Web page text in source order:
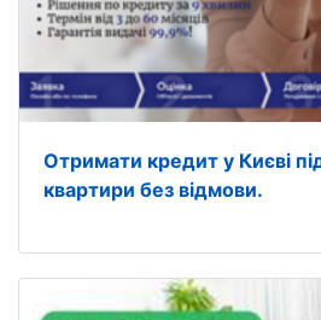
Отримати кредит у Києві
квартири без відмови.